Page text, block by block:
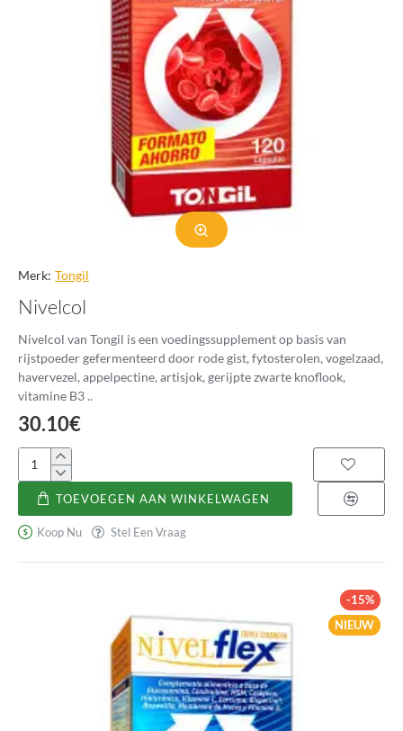
Merk: Tongil
Nivelcol
Nivelcol van Tongil is een voedingssupplement op basis van
rijstpoeder gefermenteerd door rode gist, fytosterolen, vogelzaad,
havervezel, appelpectine, artisjok, gerijpte zwarte knoflook,
vitamine B3 ..
30.10€
Nivelcol
TOEVOEGEN AAN WINKELWAGEN
Koop Nu Stel Een Vraag
NIEUW
-15%